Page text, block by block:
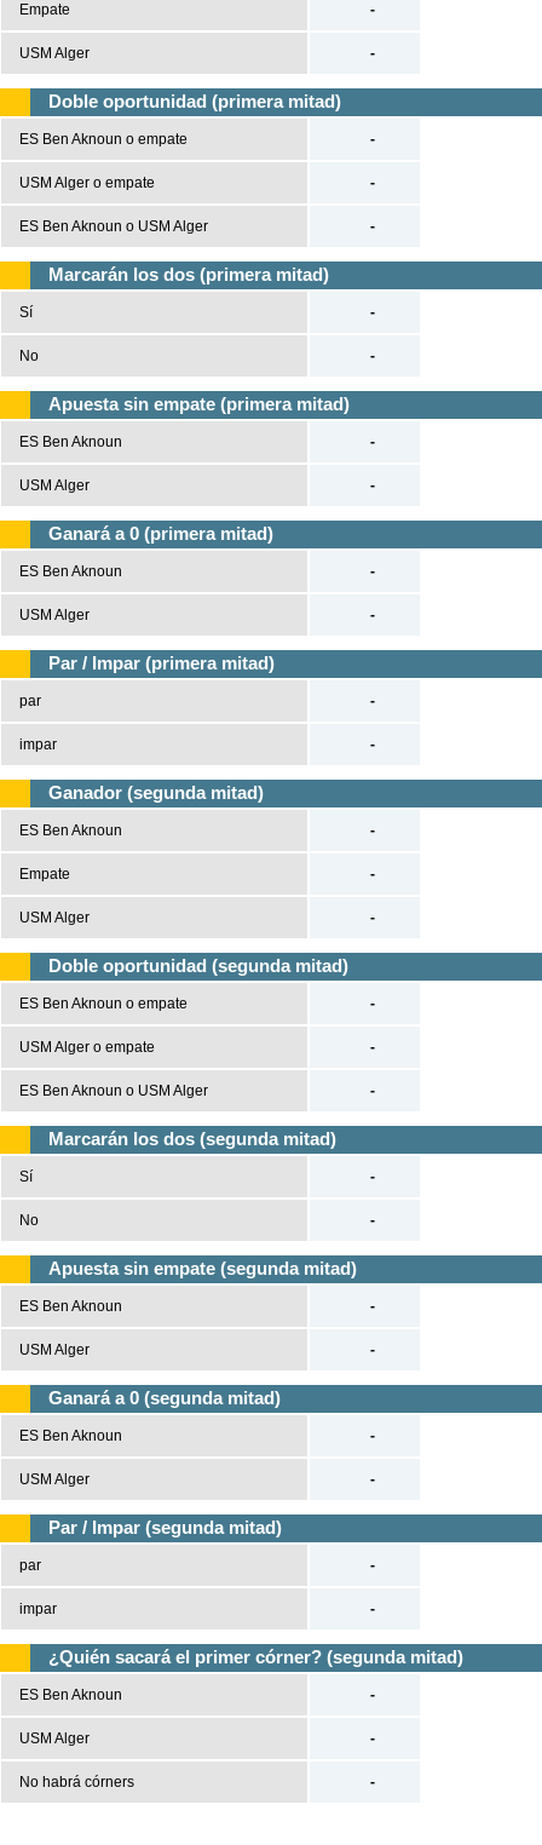
Empate
USM Alger
-
-
Doble oportunidad (primera mitad)
ES Ben Aknoun o empate
USM Alger o empate
ES Ben Aknoun o USM Alger
-
-
-
Marcarán los dos (primera mitad)
Sí
No
-
-
Apuesta sin empate (primera mitad)
ES Ben Aknoun
USM Alger
-
-
Ganará a 0 (primera mitad)
ES Ben Aknoun
USM Alger
-
-
Par / Impar (primera mitad)
par
impar
-
-
Ganador (segunda mitad)
ES Ben Aknoun
Empate
USM Alger
-
-
-
Doble oportunidad (segunda mitad)
ES Ben Aknoun o empate
USM Alger o empate
ES Ben Aknoun o USM Alger
-
-
-
Marcarán los dos (segunda mitad)
Sí
No
-
-
Apuesta sin empate (segunda mitad)
ES Ben Aknoun
USM Alger
-
-
Ganará a 0 (segunda mitad)
ES Ben Aknoun
USM Alger
-
-
Par / Impar (segunda mitad)
par
impar
-
-
¿Quién sacará el primer córner? (segunda mitad)
ES Ben Aknoun
USM Alger
No habrá córners
-
-
-